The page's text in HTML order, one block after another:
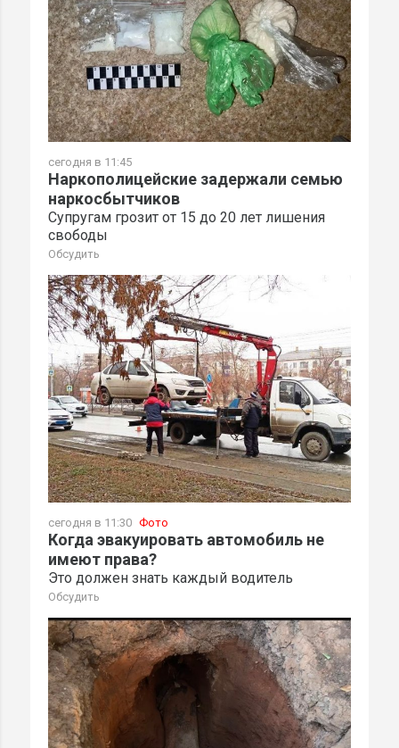
сегодня в 11:45
Наркополицейские задержали семью
наркосбытчиков
Супругам грозит от 15 до 20 лет лишения
свободы
Обсудить
сегодня в 11:30 Фото
Когда эвакуировать автомобиль не
имеют права?
Это должен знать каждый водитель
Обсудить